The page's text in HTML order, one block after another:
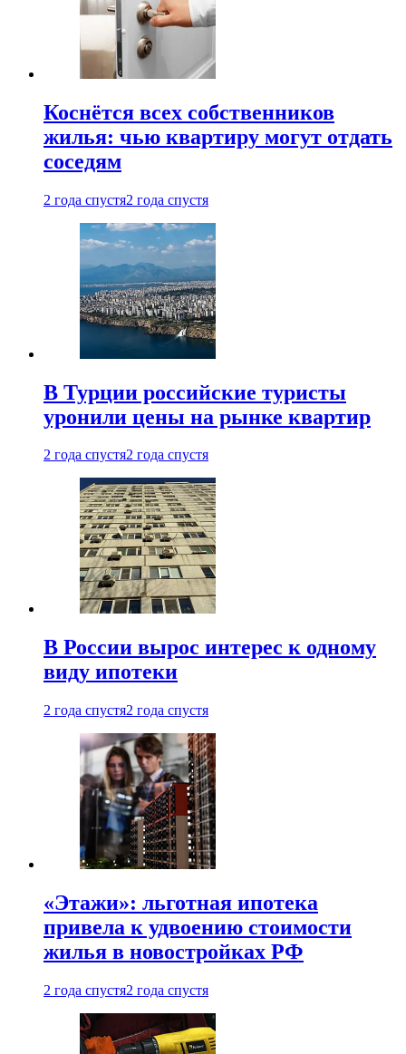
Коснётся всех собственников
жилья: чью квартиру могут отдать
соседям
2 года спустя2 года спустя
В Турции российские туристы
уронили цены на рынке квартир
2 года спустя2 года спустя
В России вырос интерес к одному
виду ипотеки
2 года спустя2 года спустя
«Этажи»: льготная ипотека
привела к удвоению стоимости
жилья в новостройках РФ
2 года спустя2 года спустя